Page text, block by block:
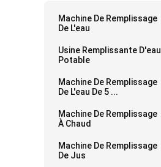
Machine De Remplissage
De L'eau
Usine Remplissante D'eau
Potable
Machine De Remplissage
De L'eau De 5 ...
Machine De Remplissage
À Chaud
Machine De Remplissage
De Jus